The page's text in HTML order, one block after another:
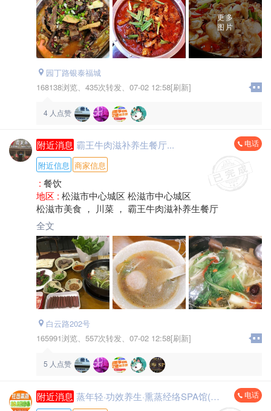
更多
图片
园丁路银泰福城
168138浏览、 435次转发、 07-02 12:58[刷新]
4 人点赞
附近消息 霸王牛肉滋补养生餐厅... 电话
附近信息 商家信息
: 餐饮
地区 : 松滋市中心城区 松滋市中心城区
松滋市美食 ， 川菜 ， 霸王牛肉滋补养生餐厅
全文
白云路202号
165991浏览、 557次转发、 07-02 12:58[刷新]
5 人点赞
附近消息 蒸年轻·功效养生·熏蒸经络SPA馆(松滋店) 电话